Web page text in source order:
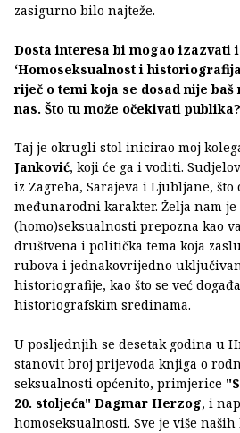
zasigurno bilo najteže.
Dosta interesa bi mogao izazvati
‘Homoseksualnost i
riječ o temi koja se dosad nije
nas. Što tu može očekivati publika?
Taj je okrugli stol inicirao moj
Janković, koji će ga i voditi.
iz Zagreba, Sarajeva i Ljubljane,
međunarodni karakter. Želja nam je
(homo)seksualnosti prepozna kao
društvena i politička tema koja
rubova i jednakovrijedno
historiografije, kao što se već
historiografskim sredinama.
U posljednjih se desetak godina u
stanovit broj prijevoda knjiga o
seksualnosti općenito, primjerice
20. stoljeća" Dagmar Herzog, i
homoseksualnosti. Sve je više